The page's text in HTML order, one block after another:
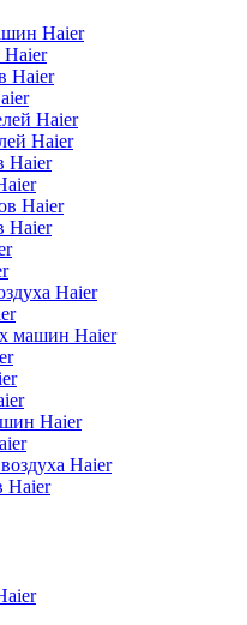
Haier
Haier
Haier
Haier
Haier
Haier
Haier
Haier
Haier
машин Haier
Haier
Haier
Haier